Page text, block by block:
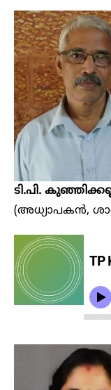
ടി.പി.
(അധ്യാപകൻ,